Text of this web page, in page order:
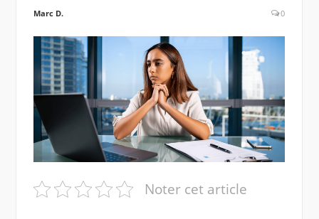
Marc D. 0
Noter cet article